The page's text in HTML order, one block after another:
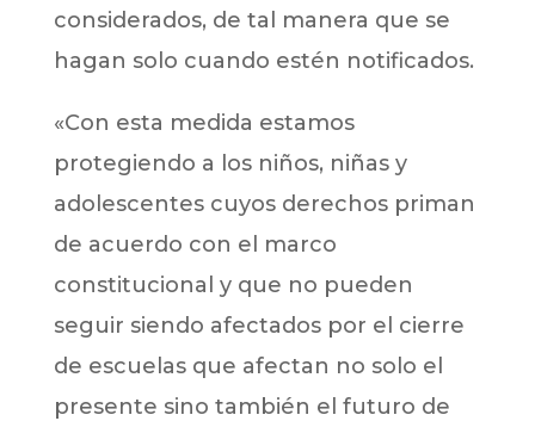
considerados, de tal manera que se
hagan solo cuando estén notificados.
«Con esta medida estamos
protegiendo a los niños, niñas y
adolescentes cuyos derechos priman
de acuerdo con el marco
constitucional y que no pueden
seguir siendo afectados por el cierre
de escuelas que afectan no solo el
presente sino también el futuro de